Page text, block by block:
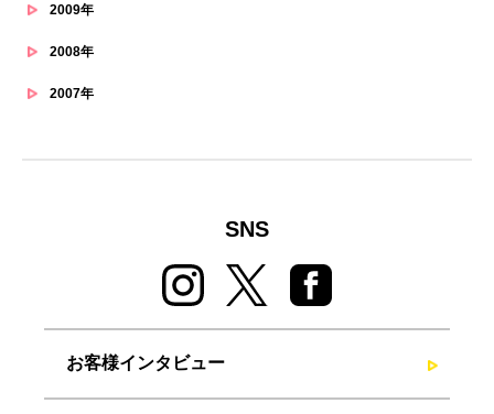
2009年
2008年
2007年
SNS
お客様インタビュー